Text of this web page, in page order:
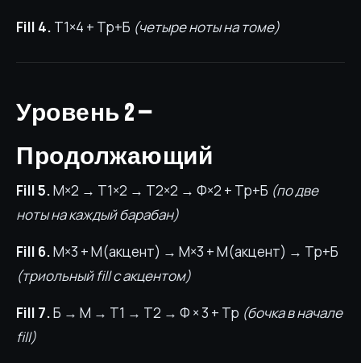
Fill 4. Т1×4 + Тр+Б (четыре ноты на томе)
Уровень 2 —
Продолжающий
Fill 5.М×2 → Т1×2 → Т2×2 → Ф×2 + Тр+Б (по две
ноты на каждый барабан)
Fill 6.М×3 + М(акцент) → М×3 + М(акцент) → Тр+Б
(триольный fill с акцентом)
Fill 7.Б → М → Т1 → Т2 → Ф × 3 + Тр (бочка в начале
fill)